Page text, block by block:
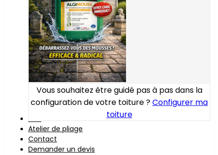
Vous souhaitez être guidé pas à pas dans la
configuration de votre toiture ?Configurer ma
toiture
Atelier de pliage
Contact
Demander un devis